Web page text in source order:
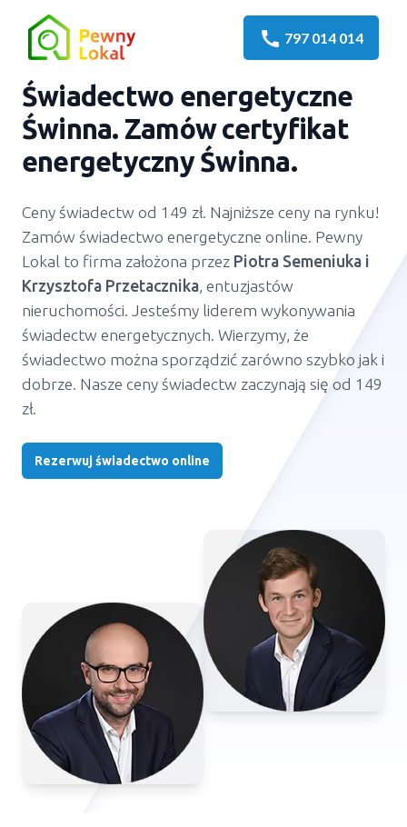
call 797 014 014
Świadectwo energetyczne
Świnna. Zamów certyfikat
energetyczny Świnna.
Ceny świadectw od 149 zł. Najniższe ceny na rynku!
Zamów świadectwo energetyczne online. Pewny
Lokal to firma założona przez Piotra Semeniuka i
Krzysztofa Przetacznika, entuzjastów
nieruchomości. Jesteśmy liderem wykonywania
świadectw energetycznych. Wierzymy, że
świadectwo można sporządzić zarówno szybko jak i
dobrze. Nasze ceny świadectw zaczynają się od 149
zł.
Rezerwuj świadectwo online